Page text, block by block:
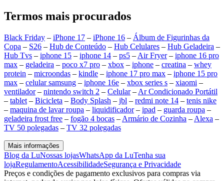
Termos mais procurados
Black Friday – iPhone 17 – iPhone 16 – Álbum de Figurinhas da
Copa – S26 – Hub de Conteúdo – Hub Celulares – Hub Geladeira –
Hub Tvs – iphone 15 – iphone 14 – ps5 – Air Fryer– iphone 16 pro
max – geladeira – poco x7 pro – xbox – iphone – creatina – whey
protein – microondas – kindle – iphone 17 pro max – iphone 15 pro
max – celular samsung – iphone 16e – xbox series s – xiaomi –
ventilador– nintendo switch 2 – Celular– Ar Condicionado Portátil
– tablet – Bicicleta – Body Splash – jbl – redmi note 14 – tenis nike
– maquina de lavar roupa – liquidificador– ipad – guarda roupa –
geladeira frost free – fogão 4 bocas – Armário de Cozinha – Alexa –
TV 50 polegadas – TV 32 polegadas
Mais informações
Blog da LuNossas lojasWhatsApp da LuTenha sua
lojaRegulamentoAcessibilidadeSegurança e Privacidade
Preços e condições de pagamento exclusivos para compras via